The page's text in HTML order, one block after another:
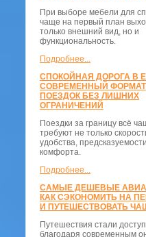
При выборе мебели для
чаще на первый план
только внешний вид, но и
функциональность.
Подробнее...
СПОКОЙНАЯ ДОРОГА В
СОВРЕМЕННЫЙ ФОРМАТ
ПОЕЗДОК БЕЗ ЛИШНИХ
ОГРАНИЧЕНИЙ
Поездки за границу всё
требуют не только
удобства,
комфорта.
Подробнее...
САМЫЕ ДЕШЕВЫЕ
КАК СЭКОНОМИТЬ НА
И ПУТЕШЕСТВОВАТЬ
Путешествия стали
благодаря современным